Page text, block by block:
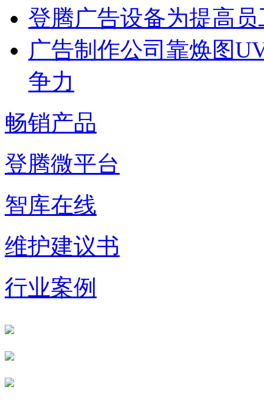
登腾广告设备为提高
广告制作公司靠焕图
争力
畅销产品
登腾微平台
智库在线
维护建议书
行业案例